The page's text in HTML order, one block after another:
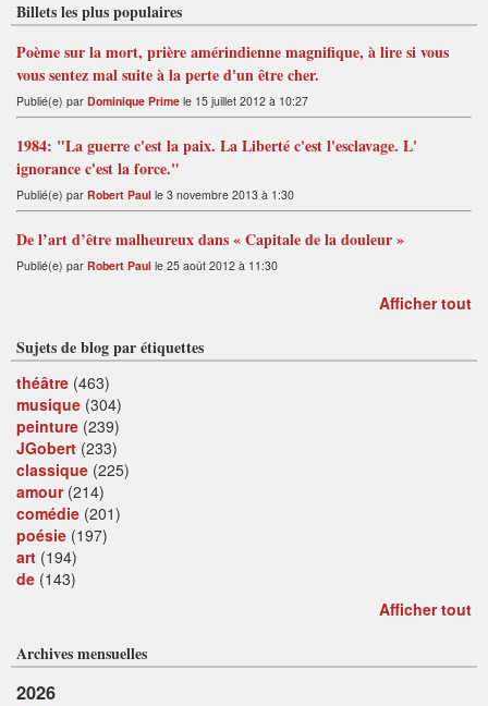
Billets les plus populaires
Poème sur la mort, prière amérindienne magnifique, à lire si vous
vous sentez mal suite à la perte d'un être cher.
Publié(e) par Dominique Prime le 15 juillet 2012 à 10:27
1984: "La guerre c'est la paix. La Liberté c'est l'esclavage. L'
ignorance c'est la force."
Publié(e) par Robert Paul le 3 novembre 2013 à 1:30
De l’art d’être malheureux dans « Capitale de la douleur »
Publié(e) par Robert Paul le 25 août 2012 à 11:30
Afficher tout
Sujets de blog par étiquettes
théâtre (463)
musique (304)
peinture (239)
JGobert (233)
classique (225)
amour(214)
comédie (201)
poésie (197)
art (194)
de (143)
Afficher tout
Archives mensuelles
2026